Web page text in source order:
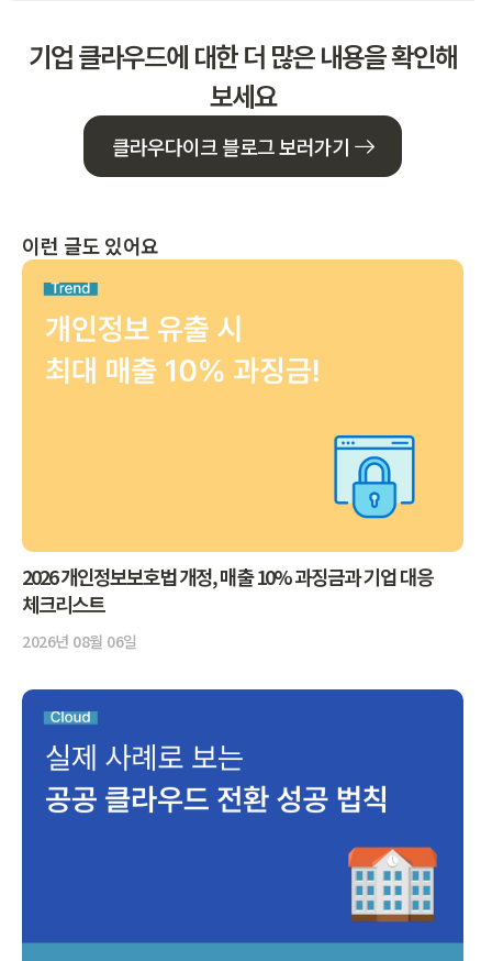
기업 클라우드에 대한 더 많은 내용을 확인해
보세요
클라우다이크 블로그 보러가기
이런 글도 있어요
2026 개인정보보호법 개정, 매출 10% 과징금과 기업 대응
체크리스트
2026년 08월 06일